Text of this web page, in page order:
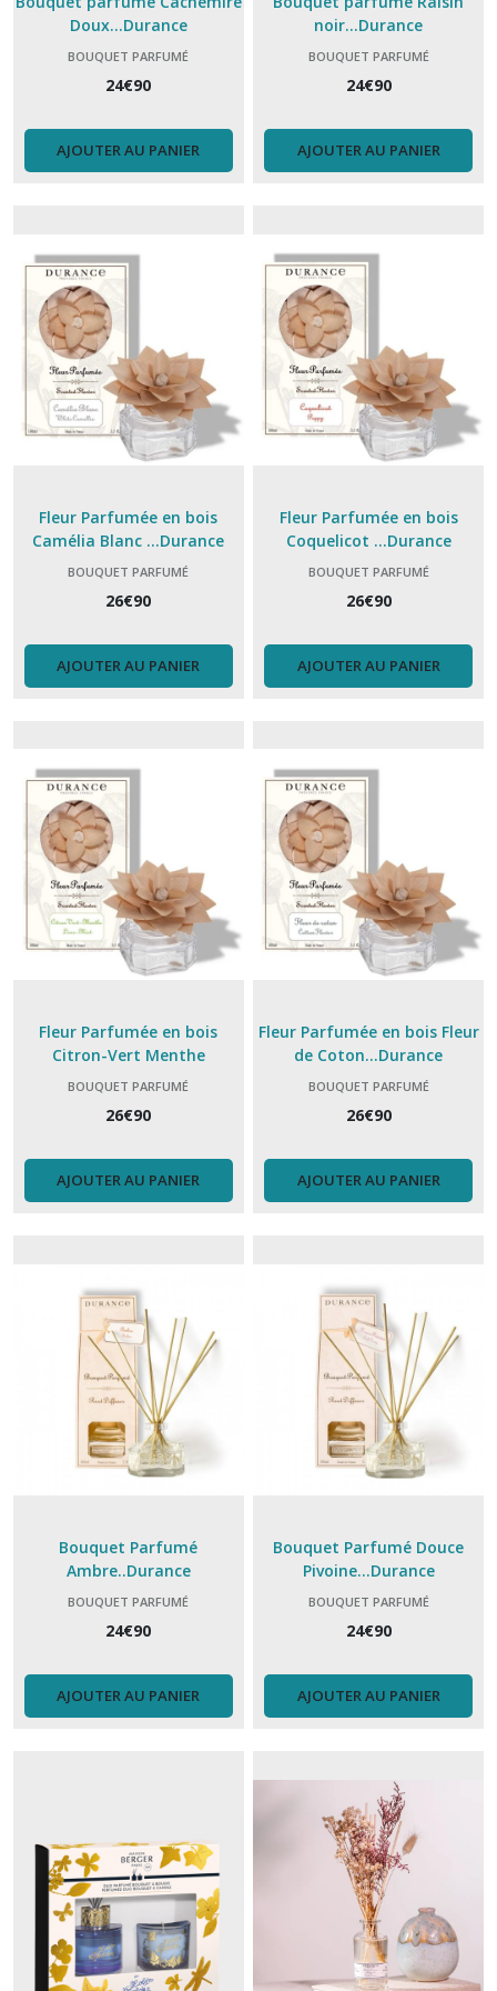
Doux...Durance
BOUQUET PARFUMÉ
24€90
AJOUTER AU PANIER
noir...Durance
BOUQUET PARFUMÉ
24€90
AJOUTER AU PANIER
Fleur Parfumée en bois
Camélia Blanc ...Durance
BOUQUET PARFUMÉ
26€90
AJOUTER AU PANIER
Fleur Parfumée en bois
Coquelicot ...Durance
BOUQUET PARFUMÉ
26€90
AJOUTER AU PANIER
Fleur Parfumée en bois
Citron-Vert Menthe
...Durance
BOUQUET PARFUMÉ
26€90
AJOUTER AU PANIER
Fleur Parfumée en bois Fleur
de Coton...Durance
BOUQUET PARFUMÉ
26€90
AJOUTER AU PANIER
Bouquet Parfumé
Ambre..Durance
BOUQUET PARFUMÉ
24€90
AJOUTER AU PANIER
Bouquet Parfumé Douce
Pivoine...Durance
BOUQUET PARFUMÉ
24€90
AJOUTER AU PANIER
Concentré
parfum
(13)
(18)
Parfum
Lampe
Berger
(31)
Parfum
d'Ambiance
Brûle
Fondant
parfumé
(6)
Afficher